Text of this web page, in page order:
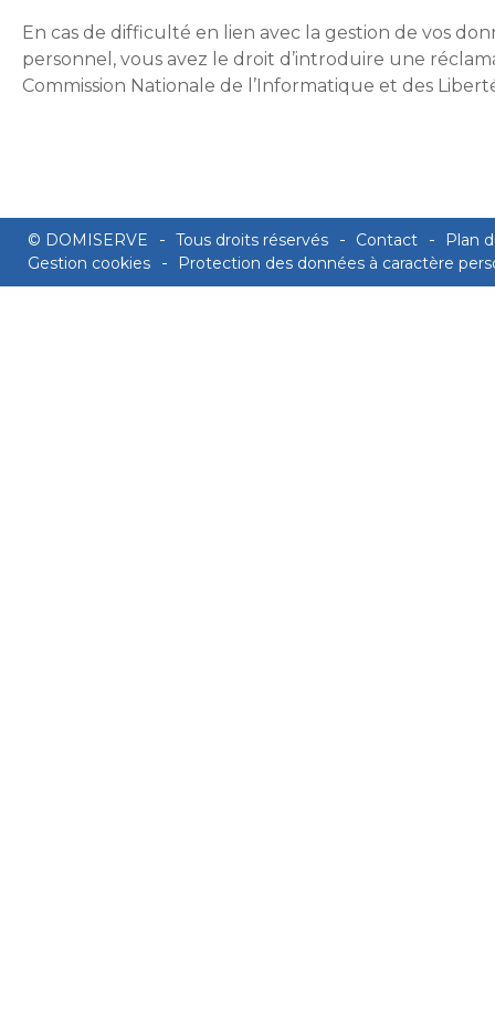
En cas de difficulté en lien avec la gestion de vos
personnel, vous avez le droit d’introduire une
Commission Nationale de l’Informatique et des
© DOMISERVE Tous droits réservés Contact
Plan
Gestion cookies
Protection des données à caractère